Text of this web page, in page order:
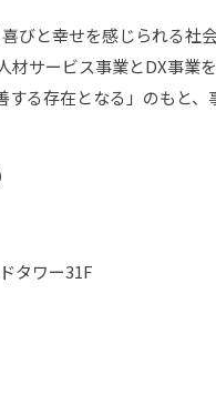
びと幸せを感じられる社
サービス事業とDX事業
する存在となる」のもと
タワー31F